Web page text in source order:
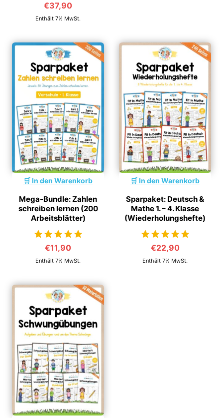
von 5
€37,90
Enthält 7% MwSt.
In den Warenkorb
Mega-Bundle: Zahlen
schreiben lernen (200
Arbeitsblätter)
von 5
€11,90
Enthält 7% MwSt.
In den Warenkorb
Sparpaket: Deutsch &
Mathe 1. – 4. Klasse
(Wiederholungshefte)
von 5
€22,90
Enthält 7% MwSt.